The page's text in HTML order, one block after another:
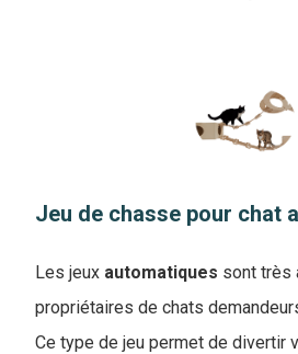
Jeu de chasse pour chat
Les jeux automatiques sont très
propriétaires de chats
Ce type de jeu permet de divertir